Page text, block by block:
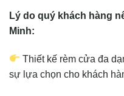
Lý do quý khách hàng
Minh:
Thiết kế rèm cửa đa
sự lựa chọn cho khách